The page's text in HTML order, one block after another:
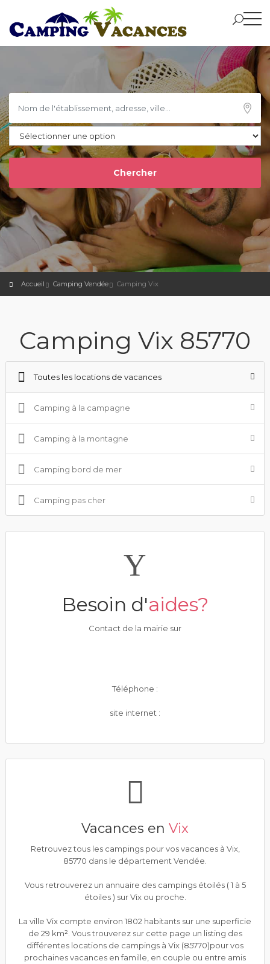
Accueil Camping Vendée Camping Vix
Camping Vix 85770
Toutes les locations de vacances
Camping à la campagne
Camping à la montagne
Camping bord de mer
Camping pas cher
Besoin d'aides?
Contact de la mairie sur
Téléphone :
site internet :
Vacances en Vix
Retrouvez tous les campings pour vos vacances à Vix,
85770 dans le département Vendée.
Vous retrouverez un annuaire des campings étoilés ( 1 à 5
étoiles ) sur Vix ou proche.
La ville Vix compte environ 1802 habitants sur une superficie
de 29 km². Vous trouverez sur cette page un listing des
différentes locations de campings à Vix (85770)pour vos
prochaines vacances en famille, en couple ou entre amis